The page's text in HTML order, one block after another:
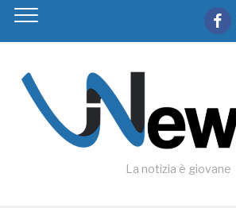
La notizia è giovane